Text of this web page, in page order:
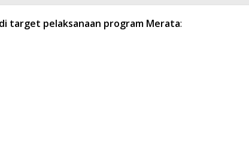
target pelaksanaan program Merata: